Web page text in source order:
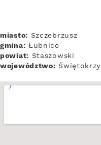
miasto: Szczebrzusz
gmina: Łubnice
powiat: Staszowski
województwo: